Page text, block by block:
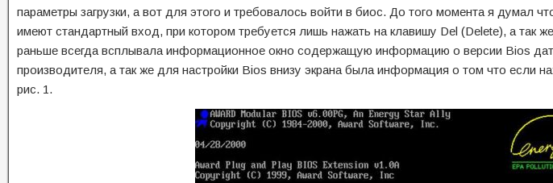
параметры загрузки, а вот для этого и требовалось войти в биос. До того момента я думал
имеют стандартный вход, при котором требуется лишь нажать на клавишу Del (Delete), а так
раньше всегда всплывала информационное окно содержащую информацию о версии Bios
производителя, а так же для настройки Bios внизу экрана была информация о том что если
рис. 1.